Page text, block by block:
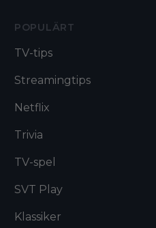
POPULÄRT
TV-tips
Streamingtips
Netflix
Trivia
TV-spel
SVT Play
Klassiker